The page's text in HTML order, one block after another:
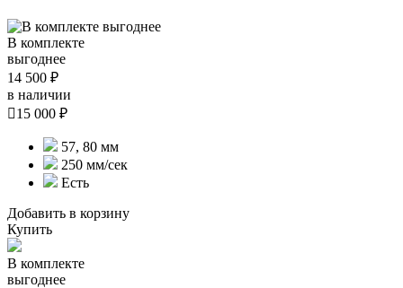
В комплекте
выгоднее
14 500 ₽
в наличии
15 000 ₽
57, 80 мм
250 мм/сек
Есть
Добавить в корзину
Купить
В комплекте
выгоднее